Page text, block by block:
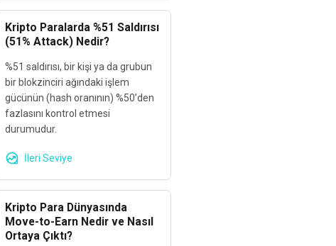
Kripto Paralarda %51 Saldırısı
(51% Attack) Nedir?
%51 saldırısı, bir kişi ya da grubun
bir blokzinciri ağındaki işlem
gücünün (hash oranının) %50’den
fazlasını kontrol etmesi
durumudur.
İleri Seviye
Kripto Para Dünyasında
Move-to-Earn Nedir ve Nasıl
Ortaya Çıktı?